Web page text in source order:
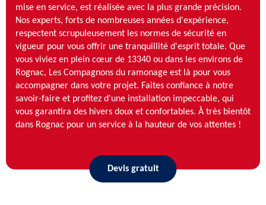
mise en service, est réalisée avec la plus grande précision.
Nos experts, forts de nombreuses années d'expérience,
respectent scrupuleusement les normes de sécurité en
vigueur pour vous offrir une tranquillité d'esprit totale. Que
vous viviez en plein cœur de 13340 ou dans les environs de
Rognac, Les Compagnons du ramonage est là pour vous
accompagner dans votre projet. Faites confiance à notre
savoir-faire et profitez d'une installation impeccable, qui
vous garantira des hivers doux et confortables. À très bientôt
dans Rognac pour un service à la hauteur de vos attentes !
Devis gratuit